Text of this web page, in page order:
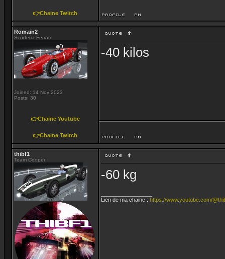
👉Chaine Twitch
Romain2
Scuderia Ferrari
Joined: 14 Nov 2023
Posts: 30
👉Chaine Youtube
👉Chaine Twitch
-40 kilos
thibf1
Team Cooper
-60 kg
Lien de ma chaine : https://www.youtube.com/